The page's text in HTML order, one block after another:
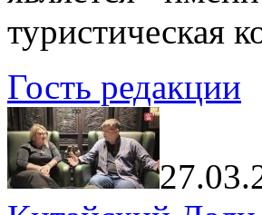
туристическая
Гость редакции